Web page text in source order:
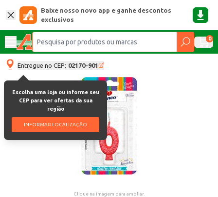
Baixe nosso novo app e ganhe descontos
exclusivos
0
Entregue no CEP: 02170-901
Escolha uma loja ou informe seu
CEP para ver ofertas da sua
região
INFORMAR LOCALIZAÇÃO
Clique na imagem para ampliar.